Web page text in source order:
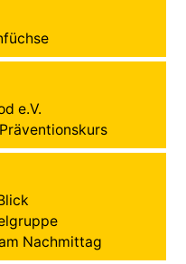
e.V.
Nachmittag